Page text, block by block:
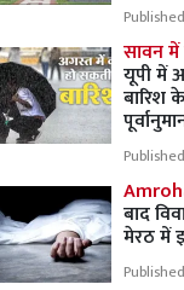
सावन
यूपी में
बारिश
बाद
मेरठ में